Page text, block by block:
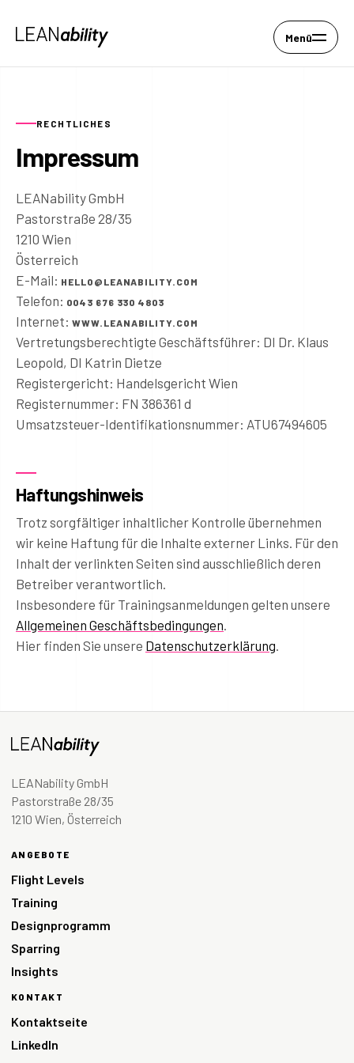
Menü
RECHTLICHES
Impressum
LEANability GmbH
Pastorstraße 28/35
1210 Wien
Österreich
E-Mail: HELLO@LEANABILITY.COM
Telefon: 0043 676 330 4803
Internet: WWW.LEANABILITY.COM
Vertretungsberechtigte Geschäftsführer: DI Dr. Klaus
Leopold, DI Katrin Dietze
Registergericht: Handelsgericht Wien
Registernummer: FN 386361 d
Umsatzsteuer-Identifikationsnummer: ATU67494605
Haftungshinweis
Trotz sorgfältiger inhaltlicher Kontrolle übernehmen
wir keine Haftung für die Inhalte externer Links. Für den
Inhalt der verlinkten Seiten sind ausschließlich deren
Betreiber verantwortlich.
Insbesondere für Trainingsanmeldungen gelten unsere
Allgemeinen Geschäftsbedingungen
Hier finden Sie unsere Datenschutzerklärung
LEANability GmbH
Pastorstraße 28/35
1210 Wien, Österreich
ANGEBOTE
Flight Levels
Training
Designprogramm
Sparring
Insights
KONTAKT
Kontaktseite
LinkedIn